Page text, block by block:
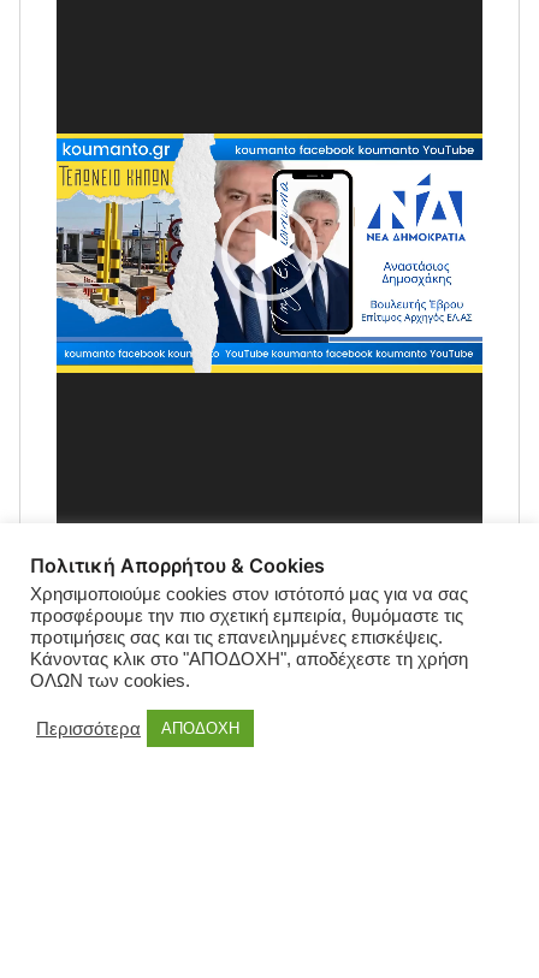
Πολιτική Απορρήτου & Cookies
Χρησιμοποιούμε cookies στον ιστότοπό μας για να σας
προσφέρουμε την πιο σχετική εμπειρία, θυμόμαστε τις
προτιμήσεις σας και τις επανειλημμένες επισκέψεις.
Κάνοντας κλικ στο "ΑΠΟΔΟΧΗ", αποδέχεστε τη χρήση
ΟΛΩΝ των cookies.
Περισσότερα ΑΠΟΔΟΧΗ